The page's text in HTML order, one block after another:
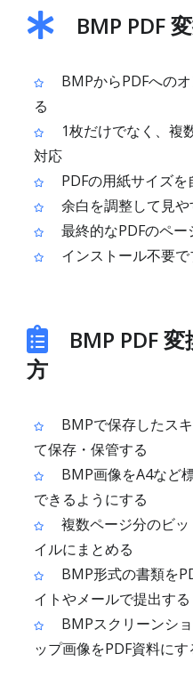
BMP PDF
BMPからPDFへの
る
1枚だけでなく、複
対応
PDFの用紙サイズ
余白を調整して見
最終的なPDFのペ
インストール不要
BMP PDF
方
BMPで保存したス
て保存・保管する
BMP画像をA4など
できるようにする
複数ページ分のビ
イルにまとめる
BMP形式の書類を
イトやメールで提出する
BMPスクリーンシ
ップ画像をPDF資料にす